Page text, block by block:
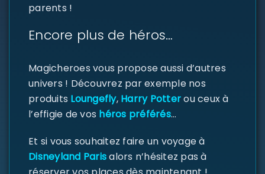
parents !
Encore plus de héros…
Magicheroes vous propose aussi d’autres
univers ! Découvrez par exemple nos
produits Loungefly,Harry Potterou ceux à
l’effigie de vos héros préférés…
Et si vous souhaitez faire un voyage à
Disneyland Parisalors n’hésitez pas à